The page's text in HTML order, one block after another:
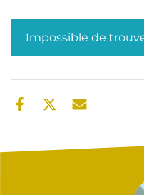
Impossible de